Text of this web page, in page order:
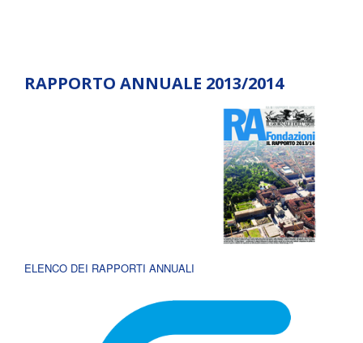
RAPPORTO ANNUALE 2013/2014
ELENCO DEI RAPPORTI ANNUALI